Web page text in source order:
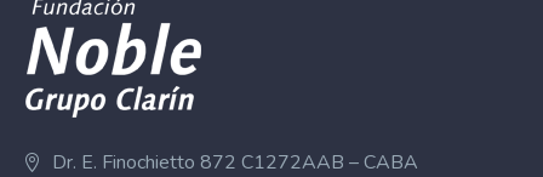
Dr. E. Finochietto 872 C1272AAB – CABA